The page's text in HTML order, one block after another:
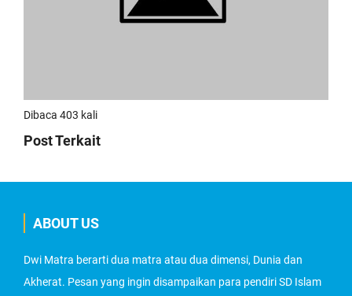
Dibaca 403 kali
Post Terkait
ABOUT US
Dwi Matra berarti dua matra atau dua dimensi, Dunia dan
Akherat. Pesan yang ingin disampaikan para pendiri SD Islam